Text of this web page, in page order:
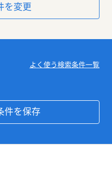
を変更
よく使う検索条件一覧
件を保存